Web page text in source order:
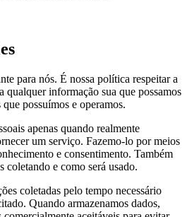
para nós. É nossa política respeitar a
qualquer informação sua que possamos
possuímos e operamos.
apenas quando realmente
um serviço. Fazemo-lo por meios
e consentimento. Também
coletando e como será usado.
coletadas pelo tempo necessário
Quando armazenamos dados,